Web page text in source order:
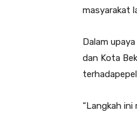
masyarakat
Dalam
dan Kota
“Langkah